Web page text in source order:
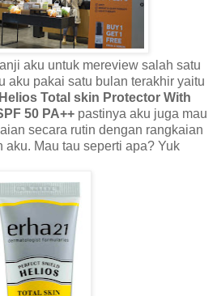
aku untuk mereview salah satu
aku pakai satu bulan terakhir yaitu
Total skin Protector With
50 PA++ pastinya aku juga mau
secara rutin dengan rangkaian
aku. Mau tau seperti apa? Yuk